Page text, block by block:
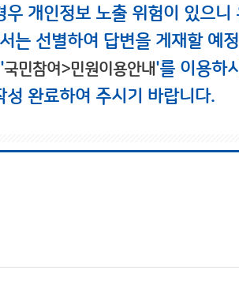
개인정보 노출 위험이 있으니
는 선별하여 답변을 게재할 예
국민참여>민원이용안내'를 이용하
완료하여 주시기 바랍니다.